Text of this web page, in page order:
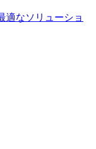
適なソリューショ